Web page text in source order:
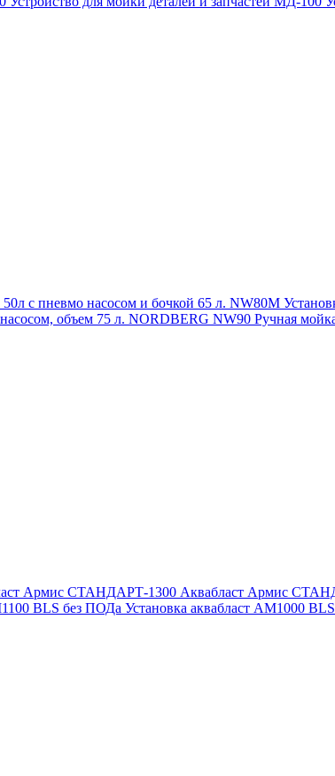
50л с пневмо насосом и бочкой 65 л. NW80M
объем 75 л. NORDBERG NW90 Ручная
Армис СТАНДАРТ-1300 Аквабласт Армис
BLS без ПОДа Установка аквабласт AM1000